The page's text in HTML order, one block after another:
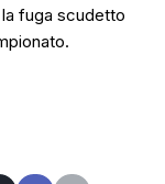
fuga scudetto